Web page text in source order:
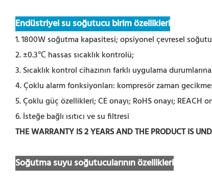
Endüstriyel su soğutucu birim özellikleri
1. 1800W soğutma kapasitesi; opsiyonel çevresel
2. ±0.3℃ hassas sıcaklık kontrolü;
3. Sıcaklık kontrol cihazının farklı uygulama
4. Çoklu alarm fonksiyonları: kompresör zaman
5. Çoklu güç özellikleri; CE onayı; RoHS onayı; REACH
6. İsteğe bağlı ısıtıcı ve su filtresi
THE WARRANTY IS 2 YEARS AND THE PRODUCT IS
Soğutma suyu soğutucularının özellikleri